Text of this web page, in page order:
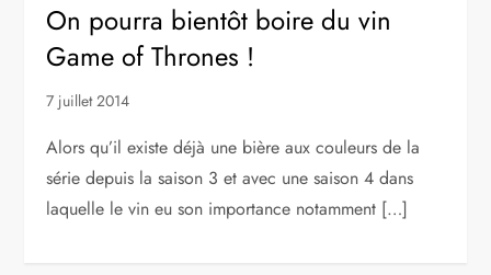
On pourra bientôt boire du vin
Game of Thrones !
7 juillet 2014
Alors qu’il existe déjà une bière aux couleurs de la
série depuis la saison 3 et avec une saison 4 dans
laquelle le vin eu son importance notamment […]